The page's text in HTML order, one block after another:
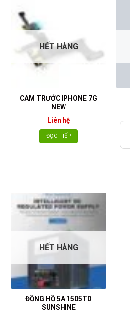
HẾT HÀNG
CAM TRƯỚC IPHONE 7G
NEW
Liên hệ
ĐỌC TIẾP
HẾT HÀNG
ĐỒNG HỒ 5A 1505TD
SUNSHINE